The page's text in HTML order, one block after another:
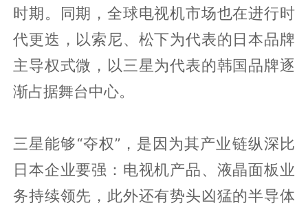
时期。同期，全球电视机市场也在进行时
代更迭，以索尼、松下为代表的日本品牌
主导权式微，以三星为代表的韩国品牌逐
渐占据舞台中心。
三星能够“夺权”，是因为其产业链纵深比
日本企业要强：电视机产品、液晶面板业
务持续领先，此外还有势头凶猛的半导体